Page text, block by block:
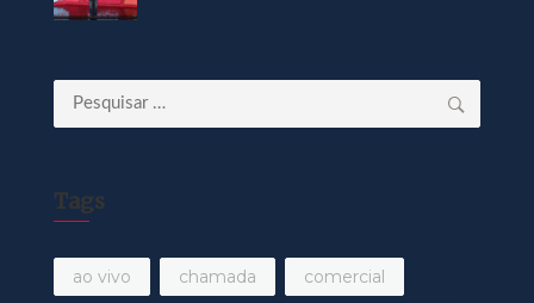
Pesquisar
por:
Tags
ao vivo chamada comercial